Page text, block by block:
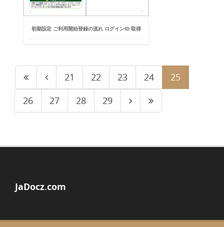
初期設定 ご利用開始登録の流れ ログインID 取得
21 22 23 24
25
26
27 28 29
JaDocz.com